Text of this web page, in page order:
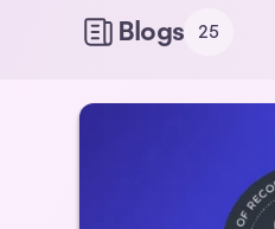
Blogs 25